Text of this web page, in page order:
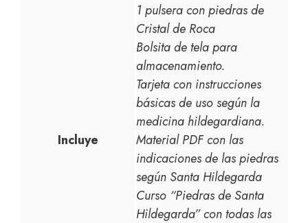
Incluye
1 pulsera con piedras de
Cristal de Roca
Bolsita de tela para
almacenamiento.
Tarjeta con instrucciones
básicas de uso según la
medicina hildegardiana.
Material PDF con las
indicaciones de las piedras
según Santa Hildegarda
Curso “Piedras de Santa
Hildegarda” con todas las